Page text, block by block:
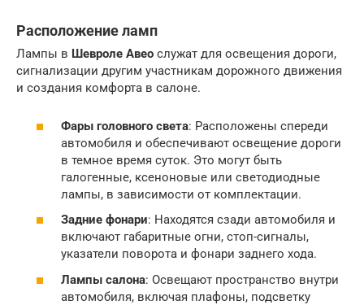
Расположение ламп
Лампы в Шевроле Авео служат для освещения дороги,
сигнализации другим участникам дорожного движения
и создания комфорта в салоне.
Фары головного света: Расположены спереди
автомобиля и обеспечивают освещение дороги
в темное время суток. Это могут быть
галогенные, ксеноновые или светодиодные
лампы, в зависимости от комплектации.
Задние фонари: Находятся сзади автомобиля и
включают габаритные огни, стоп-сигналы,
указатели поворота и фонари заднего хода.
Лампы салона: Освещают пространство внутри
автомобиля, включая плафоны, подсветку